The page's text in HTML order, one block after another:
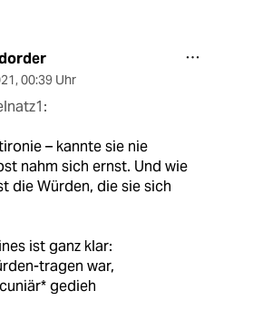
, 00:39 Uhr
– kannte sie nie
nahm sich ernst. Und wie
die Würden, die sie sich
ist ganz klar:
tragen war,
gedieh